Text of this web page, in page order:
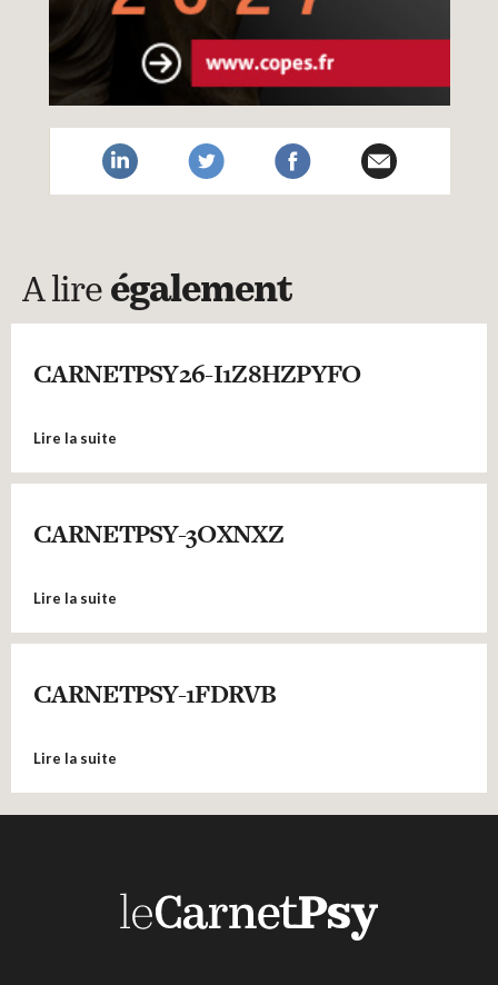
A lire également
CARNETPSY26-I1Z8HZPYFO
Lire la suite
CARNETPSY-3OXNXZ
Lire la suite
CARNETPSY-1FDRVB
Lire la suite